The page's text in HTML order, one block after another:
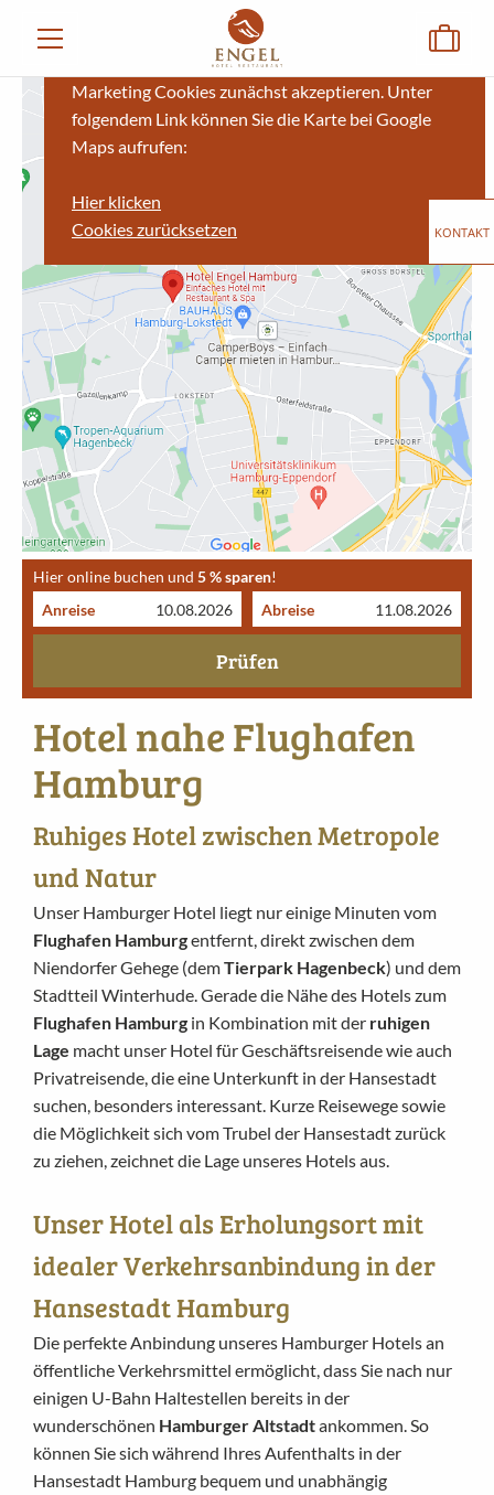
KONTAKT
Um diesen Inhalt sehen zu können, müssen Sie
Marketing Cookies zunächst akzeptieren. Unter
folgendem Link können Sie die Karte bei Google
Maps aufrufen:
Hier klicken
Cookies zurücksetzen
Hier online buchen und 5 % sparen!
Anreise
Abreise
Prüfen
Hotel nahe Flughafen
Hamburg
Ruhiges Hotel zwischen Metropole
und Natur
Unser Hamburger Hotel liegt nur einige Minuten vom
Flughafen Hamburgentfernt, direkt zwischen dem
Niendorfer Gehege (demTierpark Hagenbeck) und dem
Stadtteil Winterhude. Gerade die Nähe des Hotels zum
Flughafen Hamburg in Kombination mit der ruhigen
Lage macht unser Hotel für Geschäftsreisende wie auch
Privatreisende, die eine Unterkunft in der Hansestadt
suchen, besonders interessant. Kurze Reisewege sowie
die Möglichkeit sich vom Trubel der Hansestadt zurück
zu ziehen, zeichnet die Lage unseres Hotels aus.
Unser Hotel als Erholungsort mit
idealer Verkehrsanbindung in der
Hansestadt Hamburg
Die perfekte Anbindung unseres Hamburger Hotels an
öffentliche Verkehrsmittel ermöglicht, dass Sie nach nur
einigen U-Bahn Haltestellen bereits in der
wunderschönen Hamburger Altstadtankommen. So
können Sie sich während Ihres Aufenthalts in der
Hansestadt Hamburg bequem und unabhängig